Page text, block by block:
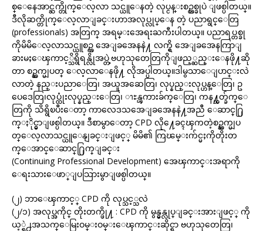
စ္ေနေအာင္ဆက္တိုက္ေလ့လာ သင္ယူေနတဲ့ လုပ္ငန္းစဥ္တစ္ခုပဲ ျဖစ္ပါတယ္။
ဒီလိုဆက္တိုက္ေလ့လာျခင္းဟာအလုပ္လုပ္ေန တဲ့ ပညာရွင္ေတြ
(professionals) အတြက္ အရမ္းအေရးႀကီးပါတယ္။ ပညာရပ္တစ္ခု
ကိုမိမိေလ့လာသင္ယူစဥ္က အေျခအေနနဲ႔ လက္ရွိ အေျခအေနကြာျ
ခားမႈေၾကာင့္သိရွိရန္လိုအပ္တဲ့ဗဟုသုတေတြကိုျဖည့္ဆည္းေနဖို႔ဆို
တာ စဥ္ဆက္မျပတ္ ေလ့လာေနဖို႔ လိုအပ္ပါတယ္။ဒါမွသာေျပာင္းလဲ
လာတဲ့ နည္းပညာေတြ၊ အယူအဆေတြ၊ လုပ္နည္းလုပ္ဟန္ေတြ၊ ဥ
ပေဒေတြ၊လုပ္ထုံးလုပ္နည္းေတြ၊ ၫႊန္ၾကားခ်က္ေတြ၊ ကန႔္သတ္ခ်က္ေ
တြကို သိရွိၿပီးေတာ့ ကာလေဒသအေျခအေနနဲ႔အညီ ေဆာင္႐ြ
က္ႏိုင္မွာျဖစ္ပါတယ္။ ဒီစာမွာေတာ့ CPD လို႔ေခၚၾကတဲ့စဥ္ဆက္မျပ
တ္ေလ့လာသင္ယူေနျခင္းျဖင့္ မိမိ၏ ကြၽမ္းက်င္မႈကိုတိုးတ
က္ေအာင္ေဆာင္႐ြက္ျခင္း
(Continuing Professional Development) အေၾကာင္းအရာကို
ေရးသားေဖာ္ျပသြားမွာျဖစ္ပါတယ္။
(၂) ဘာေၾကာင့္ CPD ကို လုပ္သင့္သလဲ
(၂/၁) အလုပ္အကိုင္ တိုးတက္ဖို႔ : CPD ကို မွန္မွန္လုပ္ျခင္းအားျဖင့္ ကို
ယ့္ရဲ႕အသက္ေမြးဝမ္းဝမ္းေၾကာင္းဆိုင္ရာ ဗဟုသုတေတြ၊